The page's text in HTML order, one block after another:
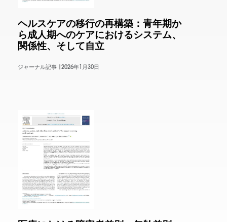
ヘルスケアの移行の再構築：青年期か
ら成人期へのケアにおけるシステム、
関係性、そして自立
ジャーナル記事 | 2026年1月30日